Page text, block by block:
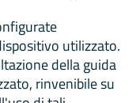
utilizzato.
della guida
rinvenibile su